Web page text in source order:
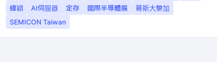
緯穎
AI伺服器 定存 國際半導體展
哥斯大黎加
SEMICON Taiwan